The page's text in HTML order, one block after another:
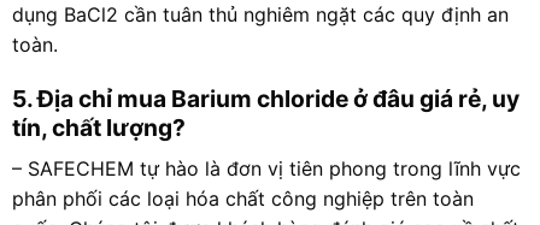
dụng BaCl2 cần tuân thủ nghiêm ngặt các quy định an
toàn.
5. Địa chỉ mua Barium chloride ở đâu giá rẻ, uy
tín, chất lượng?
– SAFECHEM tự hào là đơn vị tiên phong trong lĩnh vực
phân phối các loại hóa chất công nghiệp trên toàn